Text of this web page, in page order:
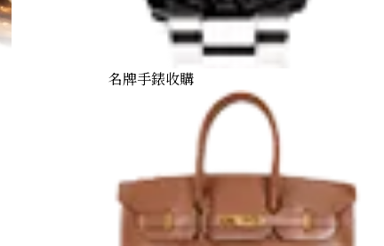
名牌手錶收購